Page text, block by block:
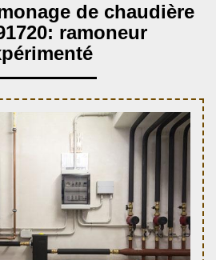
de chaudière
ramoneur